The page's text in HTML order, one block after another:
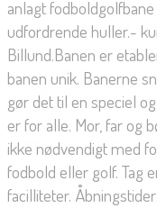
anlagt
udfordrende huller.-
Billund.Banen er
banen unik. Banerne
gør det til en speciel
er for alle. Mor, far og
ikke nødvendigt med
fodbold eller golf. Tag
facilliteter.